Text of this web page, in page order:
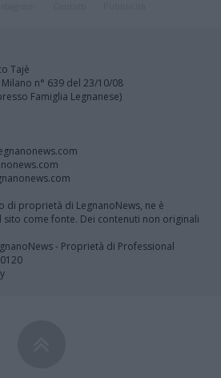
Tajè
n° 639 del 23/10/08
Famiglia Legnanese)
di proprietà di LegnanoNews, ne è
come fonte. Dei contenuti non originali
- Proprietà di Professional